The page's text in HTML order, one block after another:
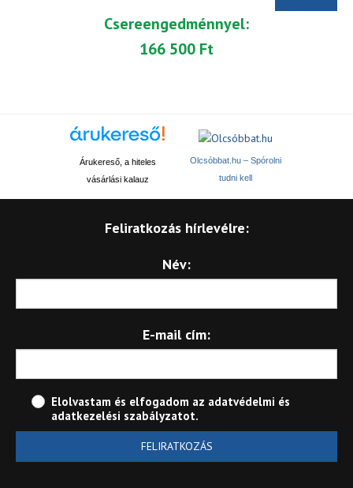
Csereengedménnyel:
166 500 Ft
Árukereső, a hiteles
vásárlási kalauz
Olcsóbbat.hu – Spórolni
tudni kell
Feliratkozás hírlevélre:
Név:
E-mail cím:
Elolvastam és elfogadom az adatvédelmi és
adatkezelési szabályzatot.
FELIRATKOZÁS